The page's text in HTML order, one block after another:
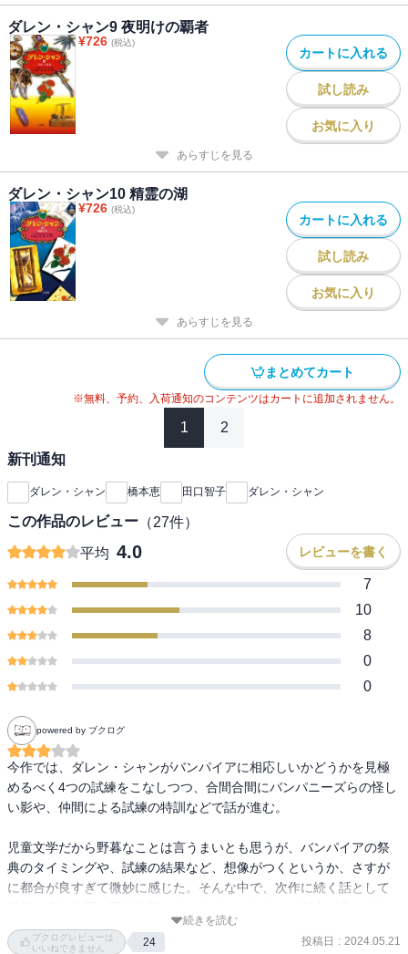
ダレン・シャン9 夜明けの覇者
¥726 (税込)
カートに入れる
試し読み
お気に入り
あらすじを見る
ダレン・シャン10 精霊の湖
¥726 (税込)
カートに入れる
試し読み
お気に入り
あらすじを見る
まとめてカート
※無料、予約、入荷通知のコンテンツはカートに追加されません。
1 2
新刊通知
ダレン・シャン 橋本恵 田口智子 ダレン・シャン
この作品のレビュー （27件）
平均 4.0 レビューを書く
7
10
8
0
0
powered by ブクログ
今作では、ダレン・シャンがバンパイアに相応しいかどうかを見極
めるべく4つの試練をこなしつつ、合間合間にバンパニーズらの怪し
い影や、仲間による試練の特訓などで話が進む。
児童文学だから野暮なことは言うまいとも思うが、バンパイアの祭
典のタイミングや、試練の結果など、想像がつくというか、さすが
に都合が良すぎて微妙に感じた。そんな中で、次作に続く話として
に思えてしまった。野暮すぎるが。 続きを読む
ブクログレビューは
いいねできません
24 投稿日 : 2024.05.21